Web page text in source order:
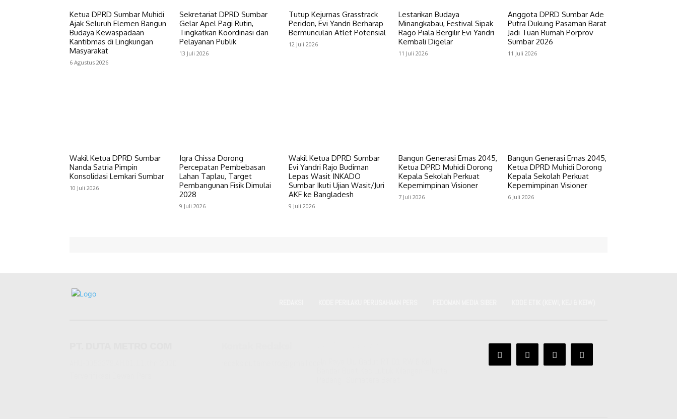
Ketua DPRD Sumbar Muhidi
Ajak Seluruh Elemen Bangun
Budaya Kewaspadaan
Kantibmas di Lingkungan
Masyarakat
6 Agustus 2026
Sekretariat DPRD Sumbar
Gelar Apel Pagi Rutin,
Tingkatkan Koordinasi dan
Pelayanan Publik
13 Juli 2026
Tutup Kejurnas Grasstrack
Peridon, Evi Yandri Berharap
Bermunculan Atlet Potensial
12 Juli 2026
Lestarikan Budaya
Minangkabau, Festival Sipak
Rago Piala Bergilir Evi Yandri
Kembali Digelar
11 Juli 2026
Anggota DPRD Sumbar Ade
Putra Dukung Pasaman Barat
Jadi Tuan Rumah Porprov
Sumbar 2026
11 Juli 2026
Wakil Ketua DPRD Sumbar
Nanda Satria Pimpin
Konsolidasi Lemkari Sumbar
10 Juli 2026
Iqra Chissa Dorong
Percepatan Pembebasan
Lahan Taplau, Target
Pembangunan Fisik Dimulai
2028
9 Juli 2026
Wakil Ketua DPRD Sumbar
Evi Yandri Rajo Budiman
Lepas Wasit INKADO
Sumbar Ikuti Ujian Wasit/Juri
AKF ke Bangladesh
9 Juli 2026
Bangun Generasi Emas 2045,
Ketua DPRD Muhidi Dorong
Kepala Sekolah Perkuat
Kepemimpinan Visioner
7 Juli 2026
Bangun Generasi Emas 2045,
Ketua DPRD Muhidi Dorong
Kepala Sekolah Perkuat
Kepemimpinan Visioner
6 Juli 2026